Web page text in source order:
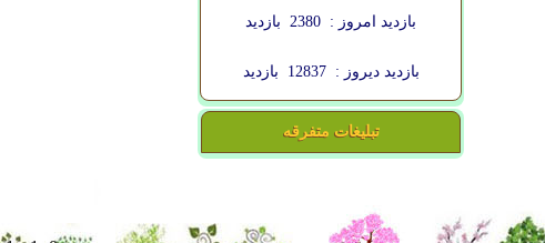
بازدید امروز : 2380 بازدید
بازدید دیروز : 12837 بازدید
تبلیغات متفرقه